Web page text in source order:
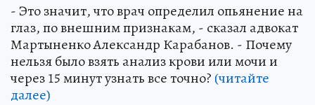
- Это значит, что врач определил опьянение на
глаз, по внешним признакам, - сказал адвокат
Мартыненко Александр Карабанов. - Почему
нельзя было взять анализ крови или мочи и
через 15 минут узнать все точно? (читайте
далее)